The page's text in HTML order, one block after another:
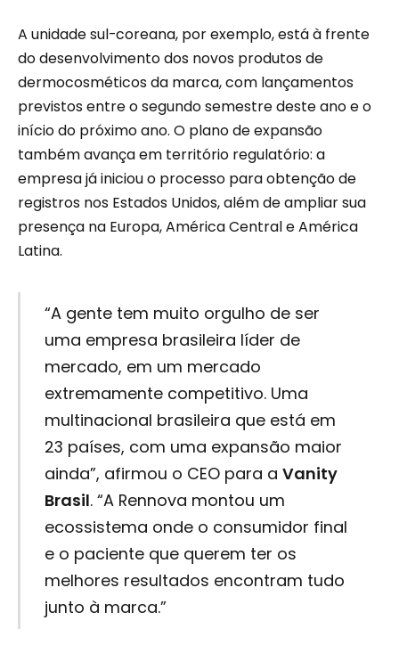
A unidade sul-coreana, por exemplo, está à frente
do desenvolvimento dos novos produtos de
dermocosméticos da marca, com lançamentos
previstos entre o segundo semestre deste ano e o
início do próximo ano. O plano de expansão
também avança em território regulatório: a
empresa já iniciou o processo para obtenção de
registros nos Estados Unidos, além de ampliar sua
presença na Europa, América Central e América
Latina.
“A gente tem muito orgulho de ser
uma empresa brasileira líder de
mercado, em um mercado
extremamente competitivo. Uma
multinacional brasileira que está em
23 países, com uma expansão maior
ainda”, afirmou o CEO para a Vanity
Brasil. “A Rennova montou um
ecossistema onde o consumidor final
e o paciente que querem ter os
melhores resultados encontram tudo
junto à marca.”